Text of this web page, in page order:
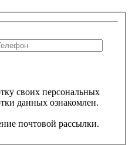
данных ознакомлен.
почтовой рассылки.